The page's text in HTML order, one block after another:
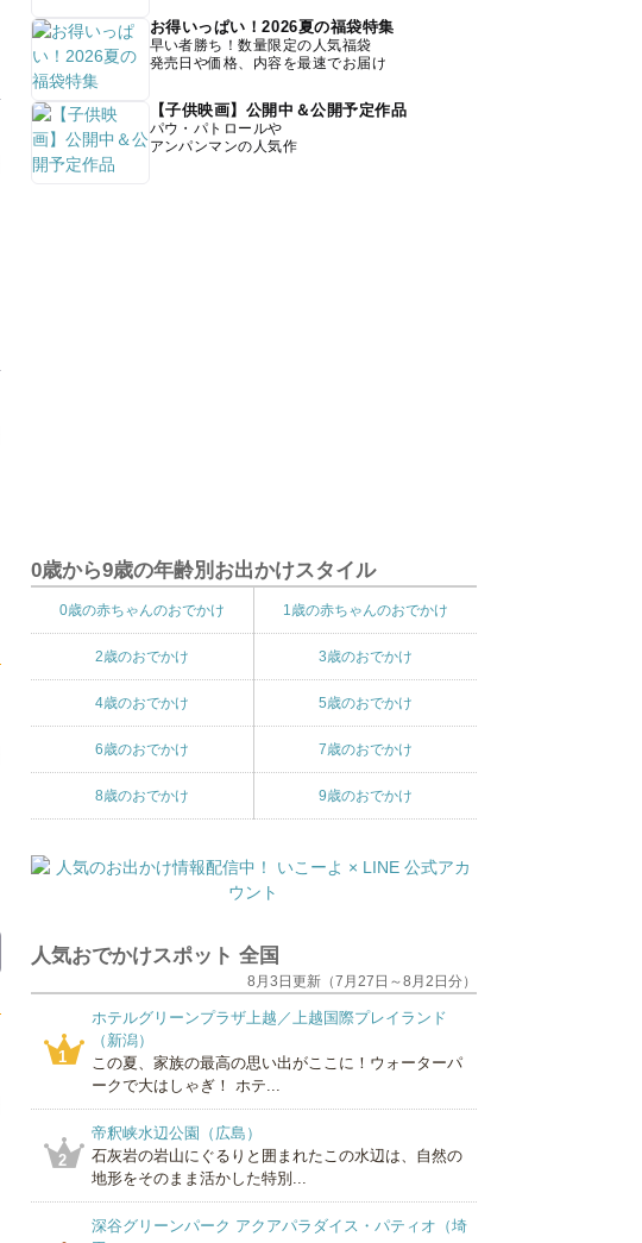
お得いっぱい！2026夏の福袋特集
早い者勝ち！数量限定の人気福袋
発売日や価格、内容を最速でお届け
【子供映画】公開中＆公開予定作品
パウ・パトロールや
アンパンマンの人気作
0歳から9歳の年齢別お出かけスタイル
0歳の赤ちゃんのおでかけ 1歳の赤ちゃんのおでかけ
2歳のおでかけ 3歳のおでかけ
4歳のおでかけ 5歳のおでかけ
6歳のおでかけ 7歳のおでかけ
8歳のおでかけ 9歳のおでかけ
人気おでかけスポット 全国
8月3日更新（7月27日～8月2日分）
1
ホテルグリーンプラザ上越／上越国際プレイランド
（新潟）
この夏、家族の最高の思い出がここに！ウォーターパ
ークで大はしゃぎ！ ホテ...
2
帝釈峡水辺公園（広島）
石灰岩の岩山にぐるりと囲まれたこの水辺は、自然の
地形をそのまま活かした特別...
深谷グリーンパーク アクアパラダイス・パティオ（埼